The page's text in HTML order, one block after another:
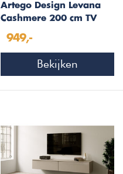
Artego Design Levana
Cashmere 200 cm TV
949,-
Bekijken